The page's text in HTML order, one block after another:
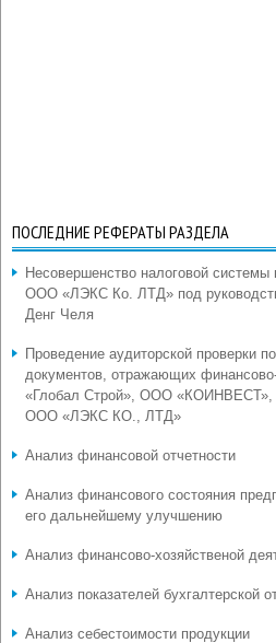
ПОСЛЕДНИЕ РЕФЕРАТЫ РАЗДЕЛА
Несовершенство налоговой
ООО «ЛЭКС Ко. ЛТД» под
Денг Челя
Проведение аудиторской проверки
документов, отражающих
«Глобал Строй», ООО
ООО «ЛЭКС КО., ЛТД»
Анализ финансовой отчетности
Анализ финансового состояния
его дальнейшему улучшению
Анализ финансово-хозяйственой
Анализ показателей бухгалтерской
Анализ себестоимости продукции